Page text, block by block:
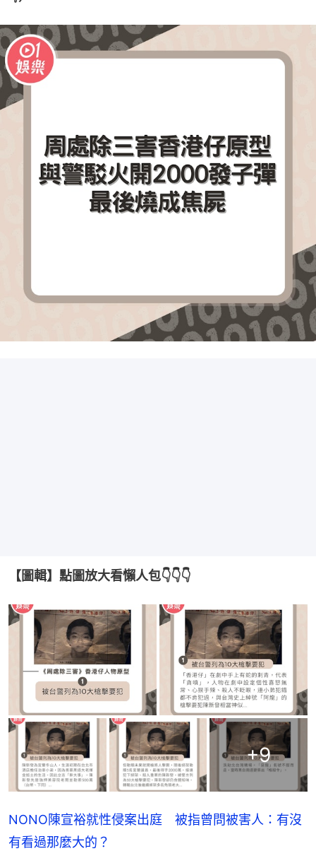
【圖輯】點圖放大看懶人包👇👇👇
+9
NONO陳宣裕就性侵案出庭 被指曾問被害人：有沒
有看過那麼大的？